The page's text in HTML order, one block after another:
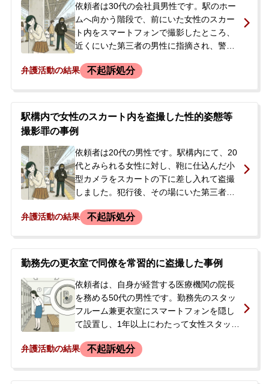
依頼者は30代の会社員男性です。駅のホー
ムへ向かう階段で、前にいた女性のスカー
ト内をスマートフォンで撮影したところ、
近くにいた第三者の男性に指摘され、警察
逮捕されましたが、当日は台風の影響で一
親が、息子に前科がつくことや会社に知ら
れてしまう事態を避けたいと強く考え、当
事者本人とともに当事務所へ相談に来ら
れ、ご依頼いただくことになりました。
弁護活動の結果 不起訴処分
駅構内で女性のスカート内を盗撮した性的姿態等
撮影罪の事例
依頼者は20代の男性です。駅構内にて、20
代とみられる女性に対し、鞄に仕込んだ小
型カメラをスカートの下に差し入れて盗撮
しました。犯行後、その場にいた第三者の
署へ任意同行となりました。警察署で取り
らの再度の呼び出しを待つ状況となり、今
後の取り調べへの対応や前科を回避したい
という強い思いから、当事務所へ相談に来
られました。
弁護活動の結果 不起訴処分
勤務先の更衣室で同僚を常習的に盗撮した事例
依頼者は、自身が経営する医療機関の院長
を務める50代の男性です。勤務先のスタッ
フルーム兼更衣室にスマートフォンを隠し
て設置し、1年以上にわたって女性スタッフ
いました。ある日、スタッフの一人にカメ
弁護活動の結果 不起訴処分